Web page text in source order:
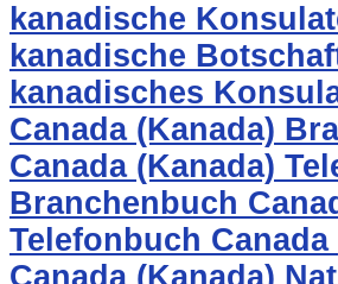
kanadische
kanadische
kanadisches
Canada (Kanada)
Canada (Kanada)
Branchenbuch
Telefonbuch Canada
Canada (Kanada)